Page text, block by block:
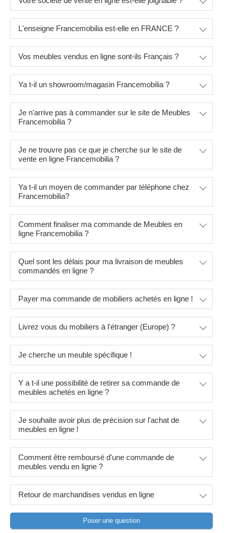
L'enseigne Francemobilia est-elle en FRANCE ?
Vos meubles vendus en ligne sont-ils Français ?
Ya t-il un showroom/magasin Francemobilia ?
Je n'arrive pas à commander sur le site de Meubles
Francemobilia ?
Je ne trouvre pas ce que je cherche sur le site de
vente en ligne Francemobilia ?
Ya t-il un moyen de commander par téléphone chez
Francemobilia?
Comment finaliser ma commande de Meubles en
ligne Francemobilia ?
Quel sont les délais pour ma livraison de meubles
commandés en ligne ?
Payer ma commande de mobiliers achetés en ligne !
Livrez vous du mobiliers à l'étranger (Europe) ?
Je cherche un meuble spécifique !
Y a t-il une possibilité de retirer sa commande de
meubles achetés en ligne ?
Je souhaite avoir plus de précision sur l'achat de
meubles en ligne !
Comment être remboursé d'une commande de
meubles vendu en ligne ?
Retour de marchandises vendus en ligne
Poser une question